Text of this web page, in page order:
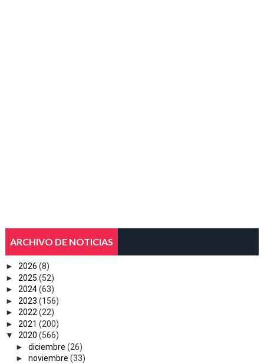
ARCHIVO DE NOTICIAS
► 2026 (8)
► 2025 (52)
► 2024(63)
► 2023 (156)
► 2022 (22)
► 2021 (200)
▼
2020 (566)
► diciembre (26)
► noviembre (33)